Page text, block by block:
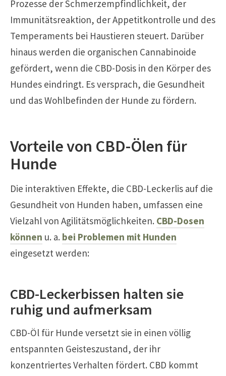
Prozesse der Schmerzempfindlichkeit, der
Immunitätsreaktion, der Appetitkontrolle und des
Temperaments bei Haustieren steuert. Darüber
hinaus werden die organischen Cannabinoide
gefördert, wenn die CBD-Dosis in den Körper des
Hundes eindringt. Es versprach, die Gesundheit
und das Wohlbefinden der Hunde zu fördern.
Vorteile von CBD-Ölen für
Hunde
Die interaktiven Effekte, die CBD-Leckerlis auf die
Gesundheit von Hunden haben, umfassen eine
Vielzahl von Agilitätsmöglichkeiten. CBD-Dosen
können u. a. bei Problemen mit Hunden
eingesetzt werden:
CBD-Leckerbissen halten sie
ruhig und aufmerksam
CBD-Öl für Hunde versetzt sie in einen völlig
entspannten Geisteszustand, der ihr
konzentriertes Verhalten fördert. CBD kommt